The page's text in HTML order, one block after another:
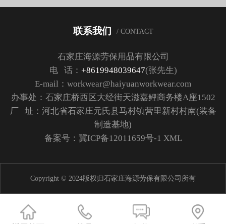
联系我们 / CONTACT
石家庄海源劳保用品有限公司
电 话： +8619948039647(张先生)
E-mail：workwear@haiyuanworkwear.com
办事处：石家庄桥西区大经街天滋嘉鲤商务楼A座1502
厂 址：河北省石家庄元氏县马村镇营里新村村南(装备
制造基地)
备案号： 冀ICP备12011659号-1 XML
Copyright © 2024版权归石家庄海源劳保有限公司所有